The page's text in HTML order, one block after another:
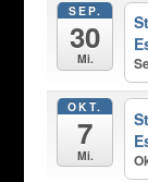
SEP.
30
Mi.
OKT.
7
Mi.